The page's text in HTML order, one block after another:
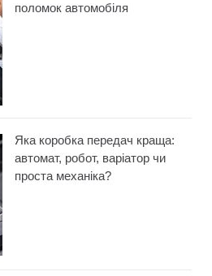
поломок автомобіля
Яка коробка передач краща:
автомат, робот, варіатор чи
проста механіка?